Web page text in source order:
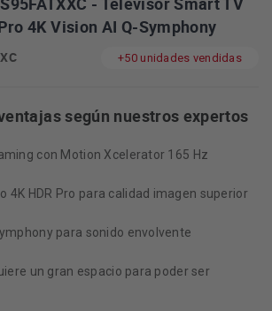
4K Vision AI Q-Symphony
+50 unidades vendidas
según nuestros expertos
con Motion Xcelerator 165 Hz
4K HDR Pro para calidad imagen superior
para sonido envolvente
un gran espacio para poder ser